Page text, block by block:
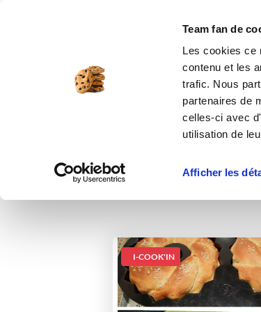
Team fan de
Les cookies ce
contenu et les
trafic. Nous
partenaires de
celles-ci avec
utilisation de
Afficher les
I-COOK'IN